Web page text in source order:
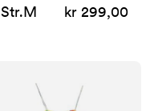
Str.M kr 299,00